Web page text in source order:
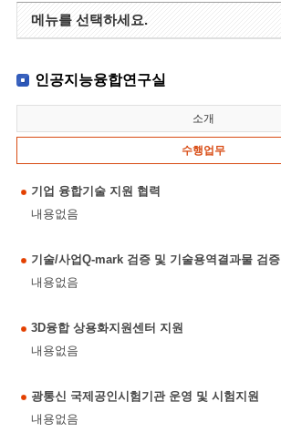
메뉴를 선택하세요.
인공지능융합연구실
소개
수행업무
기업 융합기술 지원 협력
내용없음
기술/사업Q-mark 검증 및 기술용역결과물 검증
내용없음
3D융합 상용화지원센터 지원
내용없음
광통신 국제공인시험기관 운영 및 시험지원
내용없음